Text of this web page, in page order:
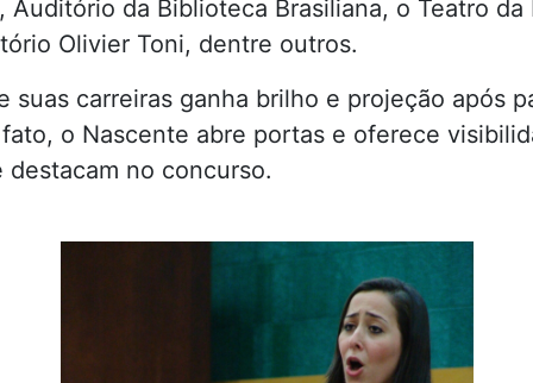
Auditório da Biblioteca Brasiliana, o Teatro da
Olivier Toni, dentre outros.
suas carreiras ganha brilho e projeção após
o Nascente abre portas e oferece
destacam no concurso.